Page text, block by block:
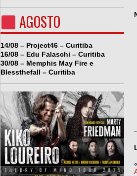
AGOSTO
14/08 – Project46 – Curitiba
16/08 – Edu Falaschi – Curitiba
30/08 – Memphis May Fire e
Blessthefall – Curitiba